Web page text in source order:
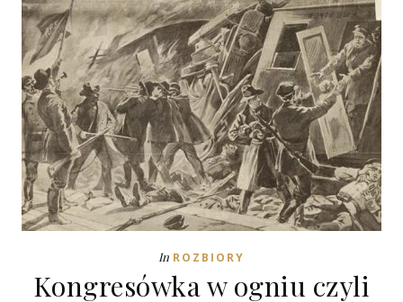
In ROZBIORY
Kongresówka w ogniu czyli